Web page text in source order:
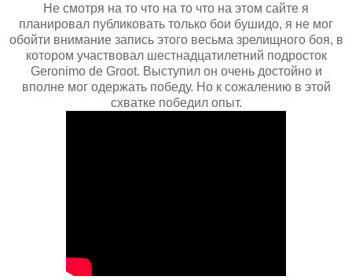
Не смотря на то что на то что на этом сайте я
планировал публиковать только бои бушидо, я не мог
обойти внимание запись этого весьма зрелищного боя, в
котором участвовал шестнадцатилетний подросток
Geronimo de Groot. Выступил он очень достойно и
вполне мог одержать победу. Но к сожалению в этой
схватке победил опыт.